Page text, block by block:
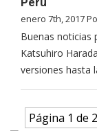
enero 7th, 2017
Buenas noticias
Katsuhiro
versiones hasta
Página 1 de 2